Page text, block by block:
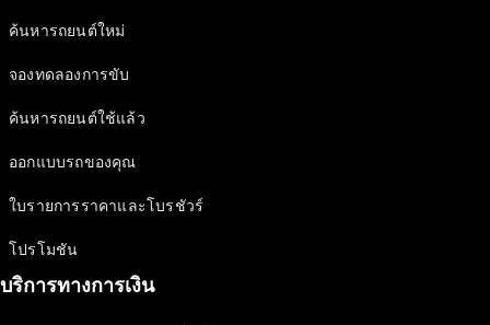
ค้นหารถยนต์ใหม่
จองทดลองการขับ
ค้นหารถยนต์ใช้แล้ว
ออกแบบรถของคุณ
ใบรายการราคาและโบรชัวร์
โปรโมชัน
บริการทางการเงิน